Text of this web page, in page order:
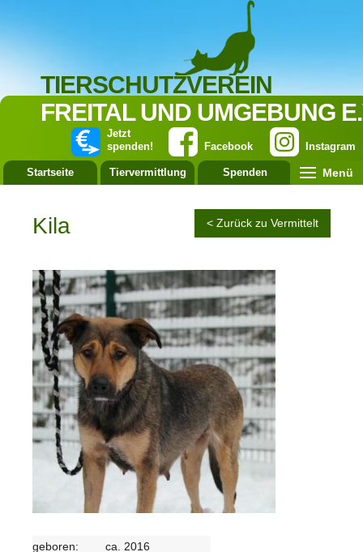
TIERSCHUTZVEREIN
FREITAL UND UMGEBUNG
Instagram
Facebook
Jetzt
spenden!
Startseite Tiervermittlung Spenden Menü
Kila < Zurück zu Vermittelt
geboren:
ca. 2016